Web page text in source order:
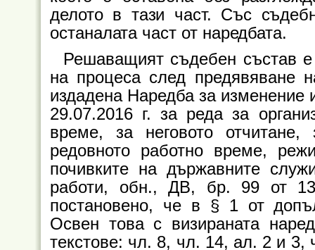
делото в тази част. Със
останалата част от наредбата.
Решаващият съдебен състав
на процеса след предявяване
издадена Наредба за
29.07.2016 г. за реда за
време, за неговото отчитане,
редовното работно време,
почивките на държавните
работи, обн., ДВ, бр. 99 от
постановено, че в § 1 от
Освен това с визираната
текстове: чл. 8, чл. 14, ал. 2 и